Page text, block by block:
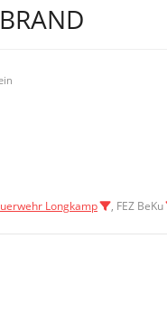
Longkamp , FEZ BeKu